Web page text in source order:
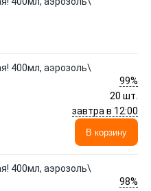
400мл, аэрозоль\
99%
20 шт.
завтра в 12:00
В корзину
400мл, аэрозоль\
98%